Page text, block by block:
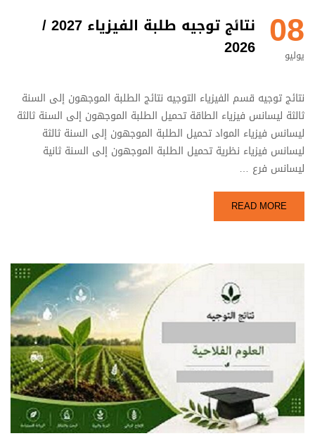
08
يوليو
نتائج توجيه طلبة الفيزياء 2027 /
2026
نتائج توجيه قسم الفيزياء التوجيه نتائج الطلبة الموجهون إلى السنة
ثالثة ليسانس فيزياء الطاقة تحميل الطلبة الموجهون إلى السنة ثالثة
ليسانس فيزياء المواد تحميل الطلبة الموجهون إلى السنة ثالثة
ليسانس فيزياء نظرية تحميل الطلبة الموجهون إلى السنة ثانية
ليسانس فرع …
READ MORE